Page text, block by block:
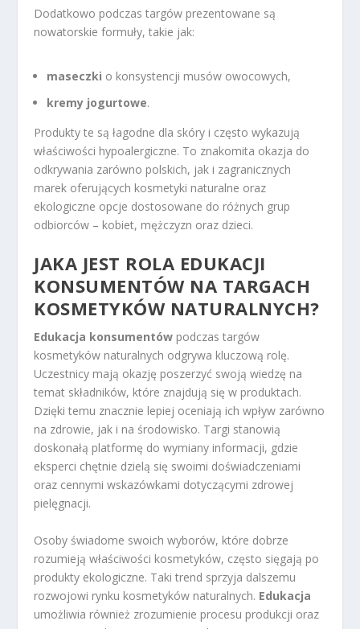
Dodatkowo podczas targów prezentowane są
nowatorskie formuły, takie jak:
maseczki o konsystencji musów owocowych,
kremy jogurtowe.
Produkty te są łagodne dla skóry i często wykazują
właściwości hypoalergiczne. To znakomita okazja do
odkrywania zarówno polskich, jak i zagranicznych
marek oferujących kosmetyki naturalne oraz
ekologiczne opcje dostosowane do różnych grup
odbiorców – kobiet, mężczyzn oraz dzieci.
JAKA JEST ROLA EDUKACJI
KONSUMENTÓW NA TARGACH
KOSMETYKÓW NATURALNYCH?
Edukacja konsumentów podczas targów
kosmetyków naturalnych odgrywa kluczową rolę.
Uczestnicy mają okazję poszerzyć swoją wiedzę na
temat składników, które znajdują się w produktach.
Dzięki temu znacznie lepiej oceniają ich wpływ zarówno
na zdrowie, jak i na środowisko. Targi stanowią
doskonałą platformę do wymiany informacji, gdzie
eksperci chętnie dzielą się swoimi doświadczeniami
oraz cennymi wskazówkami dotyczącymi zdrowej
pielęgnacji.
Osoby świadome swoich wyborów, które dobrze
rozumieją właściwości kosmetyków, często sięgają po
produkty ekologiczne. Taki trend sprzyja dalszemu
rozwojowi rynku kosmetyków naturalnych. Edukacja
umożliwia również zrozumienie procesu produkcji oraz